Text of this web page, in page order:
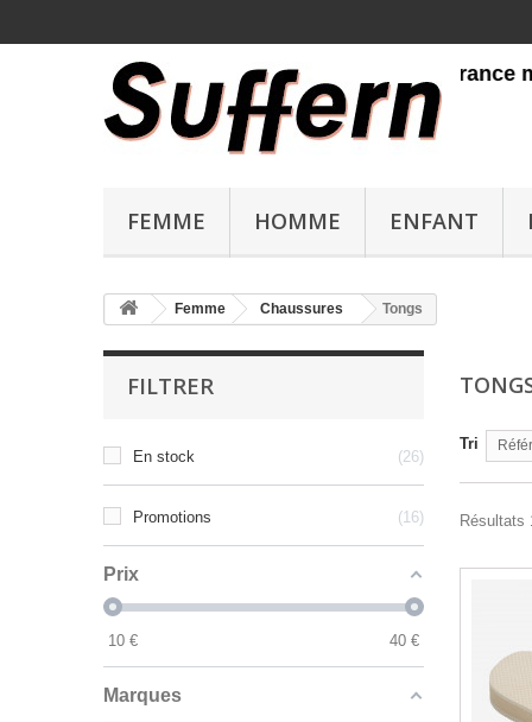
FEMME HOMME ENFANT
Livraison gratuite en France
Femme Chaussures Tongs
FILTRER
En stock 26
Promotions 16
Prix
10 € 40 €
Marques
Tri
Résultats